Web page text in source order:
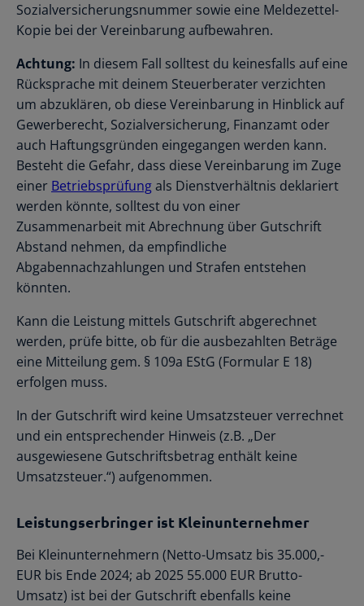
Sozialversicherungsnummer sowie eine Meldezettel-
Kopie bei der Vereinbarung aufbewahren.
Achtung: In diesem Fall solltest du keinesfalls auf eine
Rücksprache mit deinem Steuerberater verzichten
um abzuklären, ob diese Vereinbarung in Hinblick auf
Gewerberecht, Sozialversicherung, Finanzamt oder
auch Haftungsgründen eingegangen werden kann.
Besteht die Gefahr, dass diese Vereinbarung im Zuge
einer Betriebsprüfungals Dienstverhältnis deklariert
werden könnte, solltest du von einer
Zusammenarbeit mit Abrechnung über Gutschrift
Abstand nehmen, da empfindliche
Abgabennachzahlungen und Strafen entstehen
könnten.
Kann die Leistung mittels Gutschrift abgerechnet
werden, prüfe bitte, ob für die ausbezahlten Beträge
eine Mitteilung gem. § 109a EStG (Formular E 18)
erfolgen muss.
In der Gutschrift wird keine Umsatzsteuer verrechnet
und ein entsprechender Hinweis (z.B. „Der
ausgewiesene Gutschriftsbetrag enthält keine
Umsatzsteuer.“) aufgenommen.
Leistungserbringer ist Kleinunternehmer
Bei Kleinunternehmern (Netto-Umsatz bis 35.000,-
EUR bis Ende 2024; ab 2025 55.000 EUR Brutto-
Umsatz) ist bei der Gutschrift ebenfalls keine